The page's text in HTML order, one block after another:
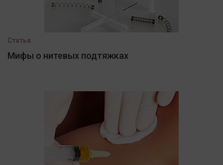
Статья
Мифы о нитевых подтяжках